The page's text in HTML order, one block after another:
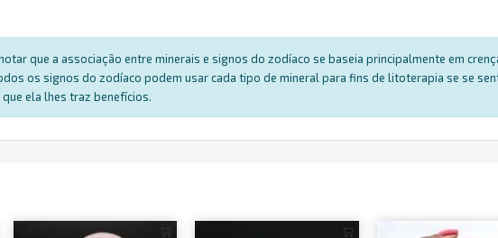
que a associação entre minerais e signos do zodíaco se baseia principalmente em
os signos do zodíaco podem usar cada tipo de mineral para fins de litoterapia se se
ela lhes traz benefícios.